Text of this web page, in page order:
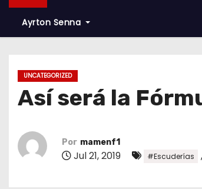
Ayrton Senna
UNCATEGORIZED
Así será la
Por mamenf1
Jul 21, 2019 #Escuderías ,